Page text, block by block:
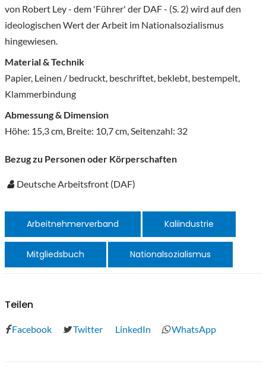
von Robert Ley - dem 'Führer' der DAF - (S. 2) wird auf den
ideologischen Wert der Arbeit im Nationalsozialismus
hingewiesen.
Material & Technik
Papier, Leinen / bedruckt, beschriftet, beklebt, bestempelt,
Klammerbindung
Abmessung & Dimension
Höhe: 15,3 cm, Breite: 10,7 cm, Seitenzahl: 32
Bezug zu Personen oder Körperschaften
Deutsche Arbeitsfront (DAF)
Arbeitnehmerverband Kaliindustrie
Mitgliedsbuch Nationalsozialismus
Teilen
Facebook Twitter LinkedIn WhatsApp